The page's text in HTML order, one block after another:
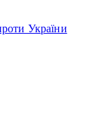
України